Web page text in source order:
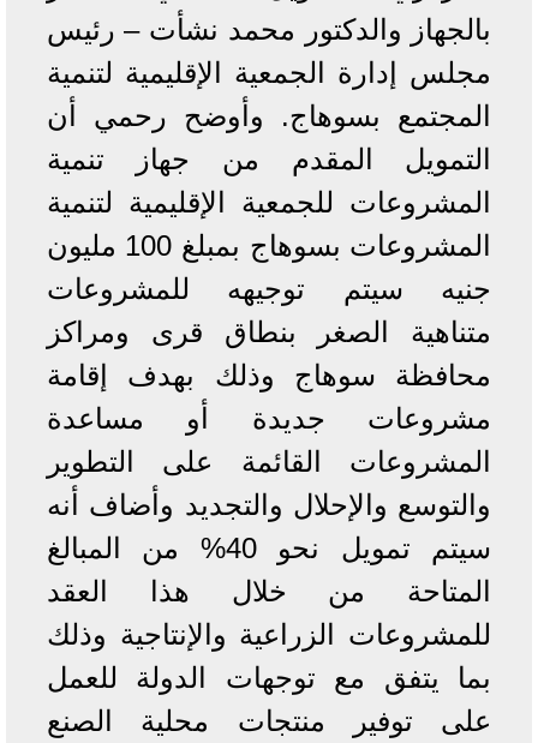
بالجهاز والدكتور محمد نشأت – رئيس
مجلس إدارة الجمعية الإقليمية لتنمية
المجتمع بسوهاج. وأوضح رحمي أن
التمويل المقدم من جهاز تنمية
المشروعات للجمعية الإقليمية لتنمية
المشروعات بسوهاج بمبلغ 100 مليون
جنيه سيتم توجيهه للمشروعات
متناهية الصغر بنطاق قرى ومراكز
محافظة سوهاج وذلك بهدف إقامة
مشروعات جديدة أو مساعدة
المشروعات القائمة على التطوير
والتوسع والإحلال والتجديد وأضاف أنه
سيتم تمويل نحو 40% من المبالغ
المتاحة من خلال هذا العقد
للمشروعات الزراعية والإنتاجية وذلك
بما يتفق مع توجهات الدولة للعمل
على توفير منتجات محلية الصنع